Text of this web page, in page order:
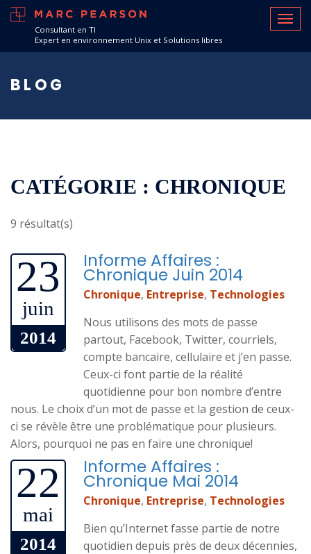
Consultant en TI
Expert en environnement Unix et Solutions libres
BLOG
CATÉGORIE : CHRONIQUE
9 résultat(s)
23
juin
2014
Informe Affaires :
Chronique Juin 2014
Chronique, Entreprise, Technologies
Nous utilisons des mots de passe
partout, Facebook, Twitter, courriels,
compte bancaire, cellulaire et j’en passe.
Ceux-ci font partie de la réalité
quotidienne pour bon nombre d’entre
nous. Le choix d’un mot de passe et la gestion de ceux-
ci se révèle être une problématique pour plusieurs.
Alors, pourquoi ne pas en faire une chronique!
22
mai
2014
Informe Affaires :
Chronique Mai 2014
Chronique, Entreprise, Technologies
Bien qu’Internet fasse partie de notre
quotidien depuis près de deux décennies,